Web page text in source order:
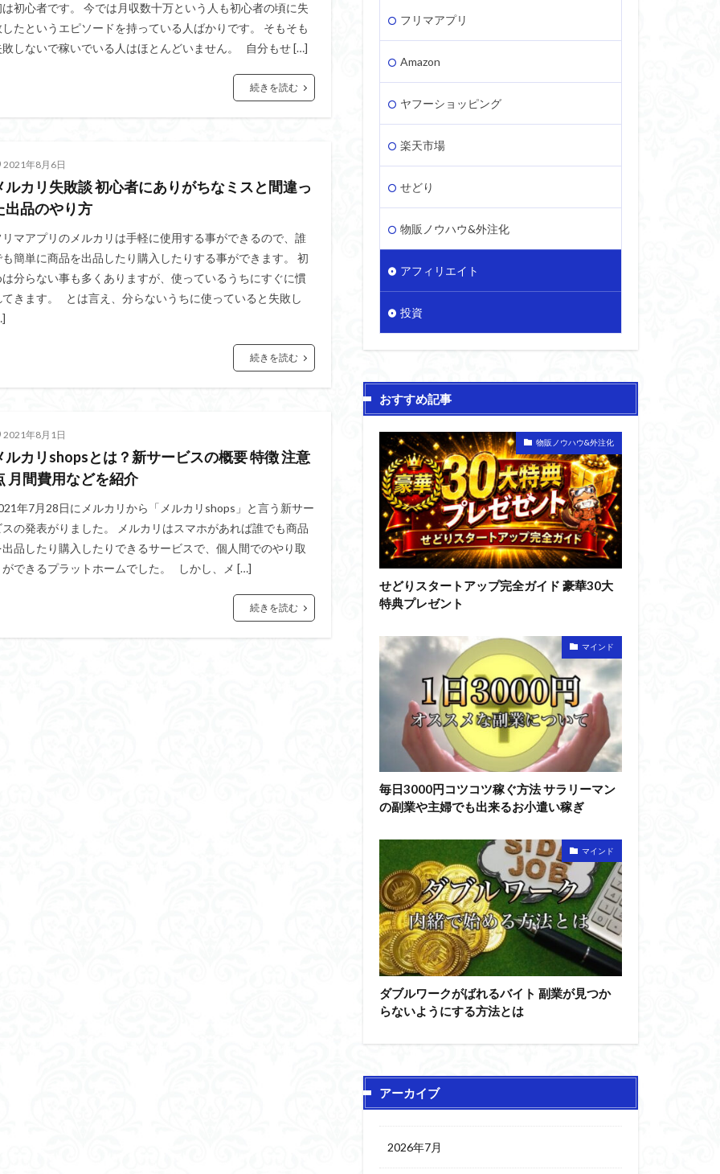
は初心者です。 今では月収数十万という人も初心者の頃に失
したというエピソードを持っている人ばかりです。 そもそも
敗しないで稼いでいる人はほとんどいません。 自分もせ […]
続きを読む
2021年8月6日
ルカリ失敗談 初心者にありがちなミスと間違っ
出品のやり方
リマアプリのメルカリは手軽に使用する事ができるので、誰
も簡単に商品を出品したり購入したりする事ができます。 初
は分らない事も多くありますが、使っているうちにすぐに慣
てきます。 とは言え、分らないうちに使っていると失敗し
続きを読む
2021年8月1日
ルカリshopsとは？新サービスの概要 特徴 注意
月間費用などを紹介
年7月28日にメルカリから「メルカリshops」と言う新サー
スの発表がりました。 メルカリはスマホがあれば誰でも商品
出品したり購入したりできるサービスで、個人間でのやり取
ができるプラットホームでした。 しかし、メ […]
続きを読む
フリマアプリ
Amazon
ヤフーショッピング
楽天市場
せどり
物販ノウハウ&外注化
アフィリエイト
投資
おすすめ記事
物販ノウハウ&外注化
せどりスタートアップ完全ガイド 豪華30大
特典プレゼント
マインド
毎日3000円コツコツ稼ぐ方法 サラリーマン
の副業や主婦でも出来るお小遣い稼ぎ
マインド
ダブルワークがばれるバイト 副業が見つか
らないようにする方法とは
アーカイブ
2026年7月